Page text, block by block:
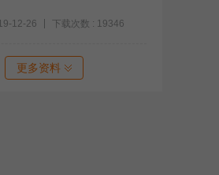
12-26 下载次数 : 19346
更多资料